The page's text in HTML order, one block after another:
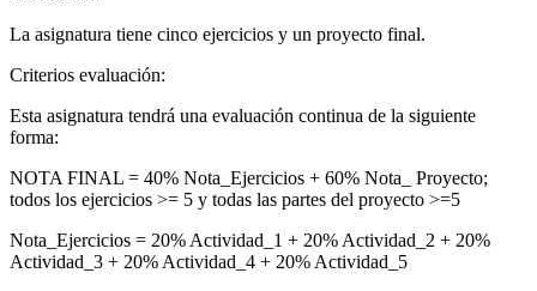
La asignatura tiene cinco ejercicios y un proyecto final.
Criterios evaluación:
Esta asignatura tendrá una evaluación continua de la siguiente
forma:
NOTA FINAL = 40% Nota_Ejercicios + 60% Nota_ Proyecto;
todos los ejercicios >= 5 y todas las partes del proyecto >=5
Nota_Ejercicios = 20% Actividad_1 + 20% Actividad_2 + 20%
Actividad_3 + 20% Actividad_4 + 20% Actividad_5